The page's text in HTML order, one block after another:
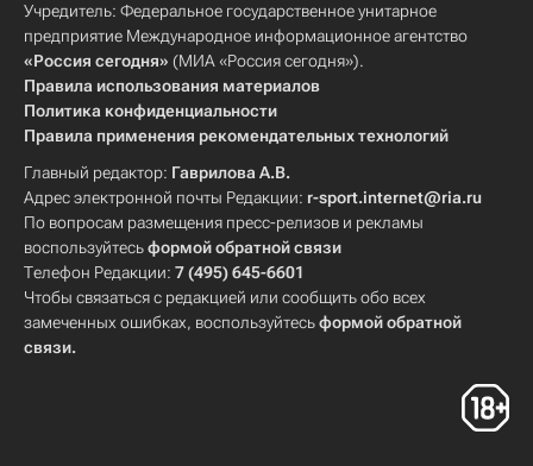
Учредитель: Федеральное государственное унитарное
предприятие Международное информационное агентство
«Россия сегодня» (МИА «Россия сегодня»).
Правила использования материалов
Политика конфиденциальности
Правила применения рекомендательных технологий
Главный редактор: Гаврилова А.В.
Адрес электронной почты Редакции: r-sport.internet@ria.ru
По вопросам размещения пресс-релизов и рекламы
воспользуйтесьформой обратной связи
Телефон Редакции: 7 (495) 645-6601
Чтобы связаться с редакцией или сообщить обо всех
замеченных ошибках, воспользуйтесьформой обратной
связи.